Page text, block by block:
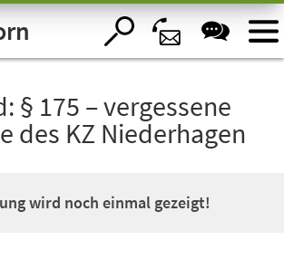
§ 175 – vergessene
des KZ Niederhagen
wird noch einmal gezeigt!